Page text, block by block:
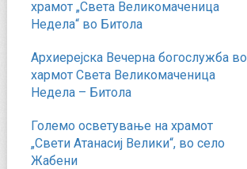
храмот „Света Великомаченица
Недела“ во Битола
Архиерејска Вечерна богослужба во
хармот Света Великомаченица
Недела – Битола
Големо осветување на храмот
„Свети Атанасиј Велики“, во село
Жабени